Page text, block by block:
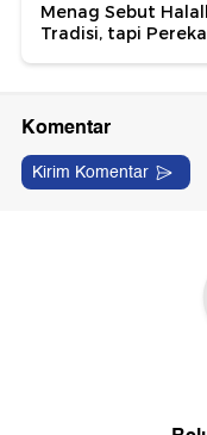
Menag Sebut
Tradisi, tapi